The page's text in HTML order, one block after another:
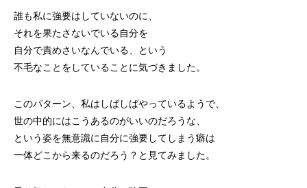
誰も私に強要はしていないのに、
それを果たさないでいる自分を
自分で責めさいなんでいる、という
不毛なことをしていることに気づきました。
このパターン、私はしばしばやっているようで、
世の中的にはこうあるのがいいのだろうな、
という姿を無意識に自分に強要してしまう癖は
一体どこから来るのだろう？と見てみました。